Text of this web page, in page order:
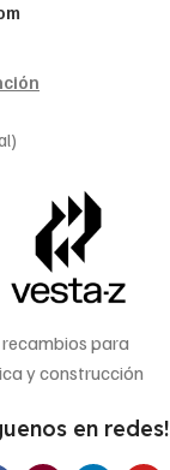
para
y construcción
en redes!